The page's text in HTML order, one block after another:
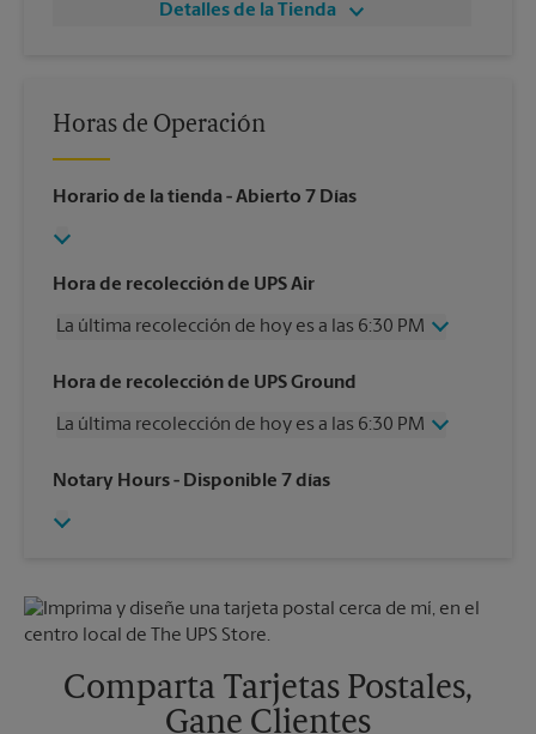
Detalles de la Tienda
Horas de Operación
Horario de la tienda - Abierto 7 Días
Hora de recolección de UPS Air
La última recolección de hoy es a las 6:30 PM
Miércoles
6:30 PM
Viernes
6:30 PM
Domingo
Sin Recolección
Hora de recolección de UPS Ground
La última recolección de hoy es a las 6:30 PM
Miércoles
6:30 PM
Viernes
Lunes
6:30 PM
Martes
6:30 PM
Notary Hours- Disponible 7 días
Comparta Tarjetas Postales,
Gane Clientes